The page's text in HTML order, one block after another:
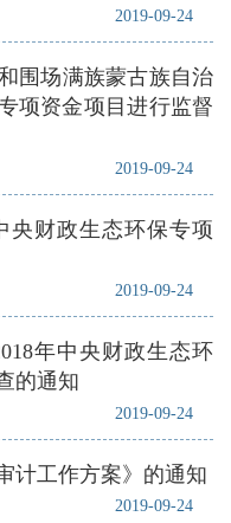
2019-09-24
2019-09-24
围场满族蒙古族自治
项资金项目进行监督
2019-09-24
央财政生态环保专项
2019-09-24
年中央财政生态环
的通知
2019-09-24
计工作方案》的通知